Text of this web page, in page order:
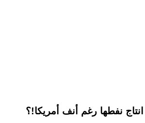
نفطها رغم أنف أمريكا!؟